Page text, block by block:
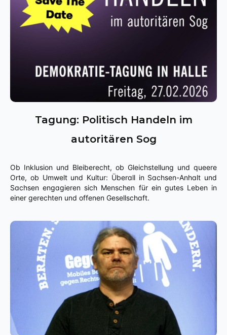
Tagung: Politisch Handeln im
autoritären Sog
Ob Inklusion und Bleiberecht, ob Gleichstellung und queere
Orte, ob Umwelt und Kultur: Überall in Sachsen-Anhalt und
Sachsen engagieren sich Menschen für ein gutes Leben in
einer gerechten und offenen Gesellschaft.